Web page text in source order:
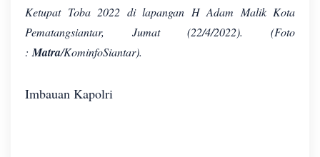
Ketupat Toba 2022 di lapangan H Adam Malik Kota
Pematangsiantar, Jumat (22/4/2022). (Foto
: Matra/KominfoSiantar).
Imbauan Kapolri